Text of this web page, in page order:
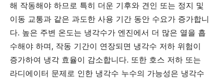
해 작동해야 하므로 특히 더운 기후와 견인 또는 정지 및
이동 교통과 같은 과도한 사용 기간 동안 수요가 증가합니
다. 높은 주변 온도는 냉각수가 엔진에서 더 많은 열을 흡
수해야 하며, 작동 기간이 연장되면 냉각수 저하 위험이
증가하여 냉각 효율이 감소합니다. 또한 호스 저하 또는
라디에이터 문제로 인한 냉각수 누수의 가능성은 냉각수